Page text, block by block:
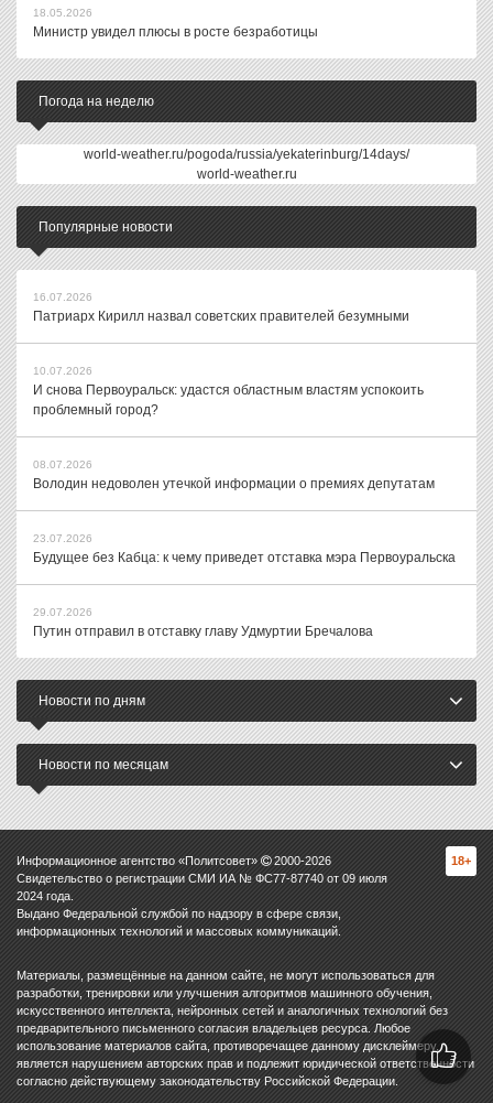
18.05.2026
Министр увидел плюсы в росте безработицы
Погода на неделю
world-weather.ru/pogoda/russia/yekaterinburg/14days/
world-weather.ru
Популярные новости
16.07.2026
Патриарх Кирилл назвал советских правителей безумными
10.07.2026
И снова Первоуральск: удастся областным властям успокоить
проблемный город?
08.07.2026
Володин недоволен утечкой информации о премиях депутатам
23.07.2026
Будущее без Кабца: к чему приведет отставка мэра Первоуральска
29.07.2026
Путин отправил в отставку главу Удмуртии Бречалова
Новости по дням
Новости по месяцам
Информационное агентство «Политсовет» 2000-2026
Свидетельство о регистрации СМИ ИА № ФС77-87740 от 09 июля
2024 года.
Выдано Федеральной службой по надзору в сфере связи,
информационных технологий и массовых коммуникаций.
18+
Материалы, размещённые на данном сайте, не могут использоваться для
разработки, тренировки или улучшения алгоритмов машинного обучения,
искусственного интеллекта, нейронных сетей и аналогичных технологий без
предварительного письменного согласия владельцев ресурса. Любое
использование материалов сайта, противоречащее данному дисклеймеру,
является нарушением авторских прав и подлежит юридической ответственности
согласно действующему законодательству Российской Федерации.